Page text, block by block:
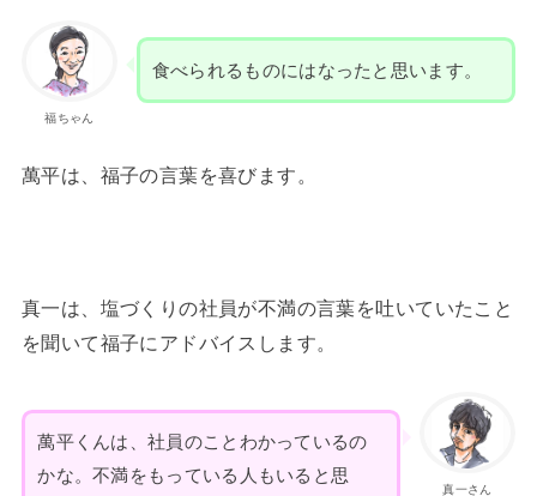
福ちゃん
食べられるものにはなったと思います。
萬平は、福子の言葉を喜びます。
真一は、塩づくりの社員が不満の言葉を吐いていたこと
を聞いて福子にアドバイスします。
真一さん
萬平くんは、社員のことわかっているの
かな。不満をもっている人もいると思